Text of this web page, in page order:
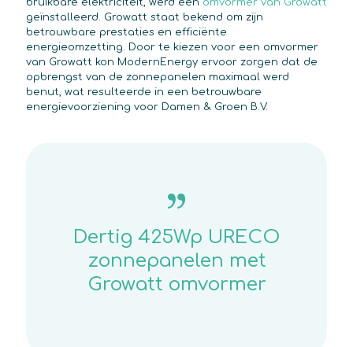
bruikbare elektriciteit, werd een omvormer van Growatt
geïnstalleerd. Growatt staat bekend om zijn
betrouwbare prestaties en efficiënte
energieomzetting. Door te kiezen voor een omvormer
van Growatt kon ModernEnergy ervoor zorgen dat de
opbrengst van de zonnepanelen maximaal werd
benut, wat resulteerde in een betrouwbare
energievoorziening voor Damen & Groen B.V.
Dertig 425Wp URECO
zonnepanelen met
Growatt omvormer